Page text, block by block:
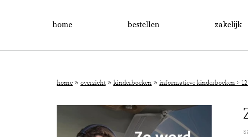
home bestellen zakelijk
home » overzicht » kinderboeken » informatieve kinderboeken >